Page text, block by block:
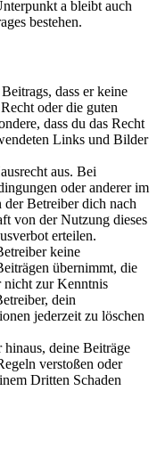
a bleibt auch
bestehen.
dass er keine
oder die guten
dass du das Recht
Links und Bilder
aus. Bei
oder anderer im
Betreiber dich nach
von der Nutzung dieses
erteilen.
keine
übernimmt, die
nicht zur Kenntnis
dein
jederzeit zu löschen
hinaus, deine Beiträge
verstoßen oder
Dritten Schaden